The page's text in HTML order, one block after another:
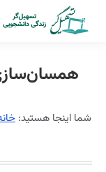
شما اینجا هستید: